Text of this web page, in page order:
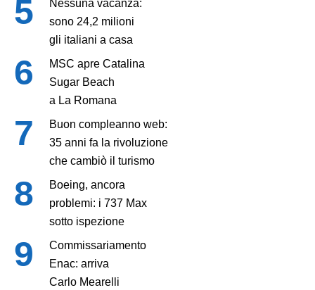
Nessuna vacanza:
sono 24,2 milioni
gli italiani a casa
MSC apre Catalina
Sugar Beach
a La Romana
Buon compleanno web:
35 anni fa la rivoluzione
che cambiò il turismo
Boeing, ancora
problemi: i 737 Max
sotto ispezione
Commissariamento
Enac: arriva
Carlo Mearelli